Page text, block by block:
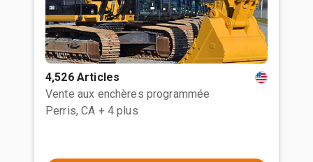
4,526 Articles
Vente aux enchères programmée
Perris, CA + 4 plus